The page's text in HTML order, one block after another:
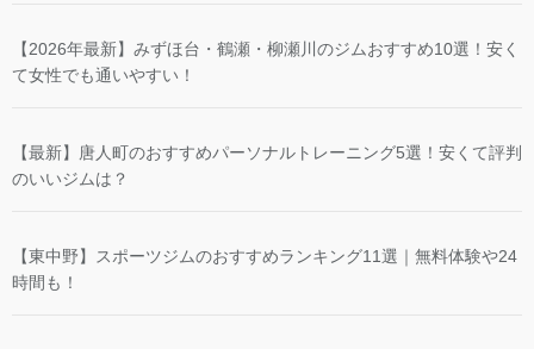
【2026年最新】みずほ台・鶴瀬・柳瀬川のジムおすすめ10選！安く
て女性でも通いやすい！
【最新】唐人町のおすすめパーソナルトレーニング5選！安くて評判
のいいジムは？
【東中野】スポーツジムのおすすめランキング11選｜無料体験や24
時間も！